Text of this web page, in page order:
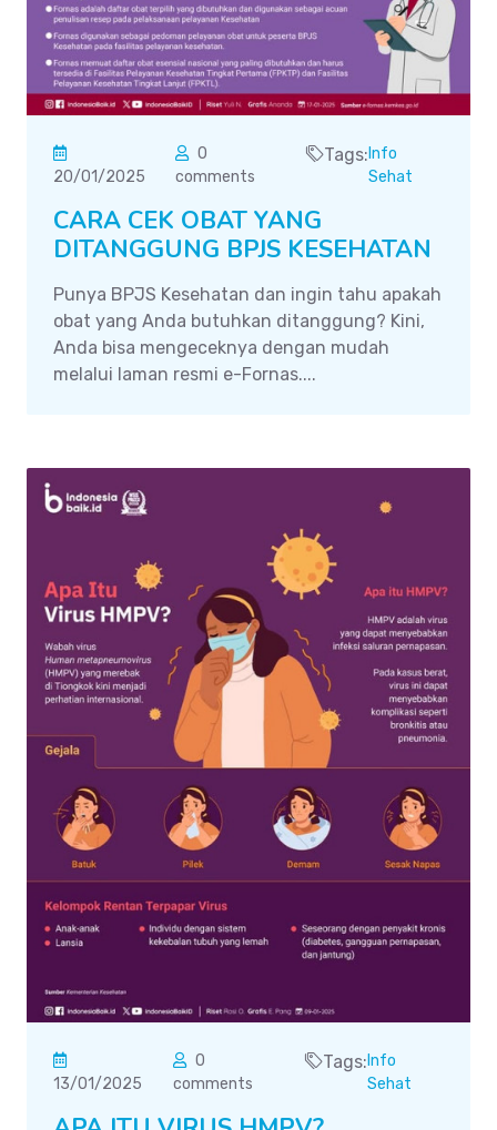
20/01/2025
0
comments
Tags: Info
Sehat
CARA CEK OBAT YANG
DITANGGUNG BPJS KESEHATAN
Punya BPJS Kesehatan dan ingin tahu apakah
obat yang Anda butuhkan ditanggung? Kini,
Anda bisa mengeceknya dengan mudah
melalui laman resmi e-Fornas....
13/01/2025
0
comments
Tags:Info
Sehat